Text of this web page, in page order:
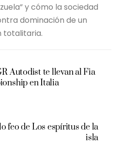
y cómo la sociedad
dominación de un
totalitaria.
Autodist te llevan al Fia
en Italia
feo de Los espíritus de la
isla